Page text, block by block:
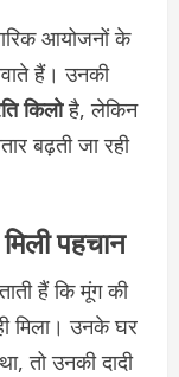
आयोजनों के
हैं। उनकी
किलोहै, लेकिन
बढ़ती जा रही
पहचान
हैं कि मूंग की
मिला। उनके घर
तो उनकी दादी